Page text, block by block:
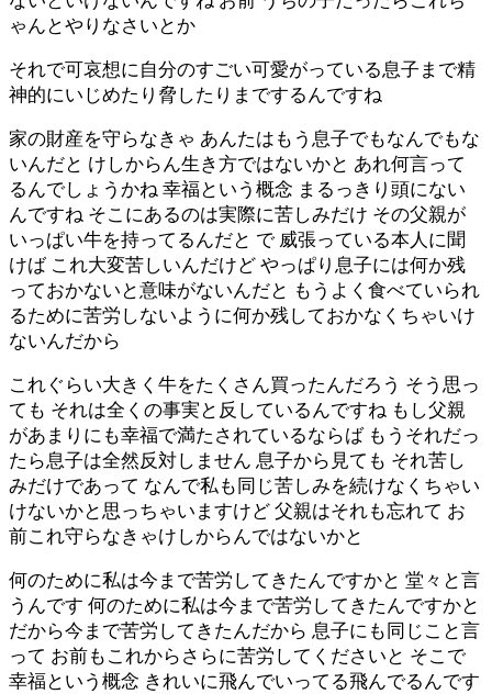
ゃんとやりなさいとか
それで可哀想に自分のすごい可愛がっている息子まで精
神的にいじめたり脅したりまでするんですね
家の財産を守らなきゃ あんたはもう息子でもなんでもな
いんだと けしからん生き方ではないかと あれ何言って
るんでしょうかね 幸福という概念 まるっきり頭にない
んですね そこにあるのは実際に苦しみだけ その父親が
いっぱい牛を持ってるんだと で 威張っている本人に聞
けば これ大変苦しいんだけど やっぱり息子には何か残
っておかないと意味がないんだと もうよく食べていられ
るために苦労しないように何か残しておかなくちゃいけ
ないんだから
これぐらい大きく牛をたくさん買ったんだろう そう思っ
ても それは全くの事実と反しているんですね もし父親
があまりにも幸福で満たされているならば もうそれだっ
たら息子は全然反対しません 息子から見ても それ苦し
みだけであって なんで私も同じ苦しみを続けなくちゃい
けないかと思っちゃいますけど 父親はそれも忘れて お
前これ守らなきゃけしからんではないかと
何のために私は今まで苦労してきたんですかと 堂々と言
うんです 何のために私は今まで苦労してきたんですかと
だから今まで苦労してきたんだから 息子にも同じこと言
って お前もこれからさらに苦労してくださいと そこで
幸福という概念 きれいに飛んでいってる飛んでるんです